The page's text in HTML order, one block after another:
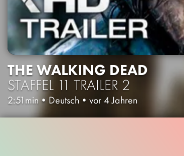
THE WALKING DEAD
STAFFEL 11 TRAILER 2
2:51min • Deutsch • vor 4 Jahren